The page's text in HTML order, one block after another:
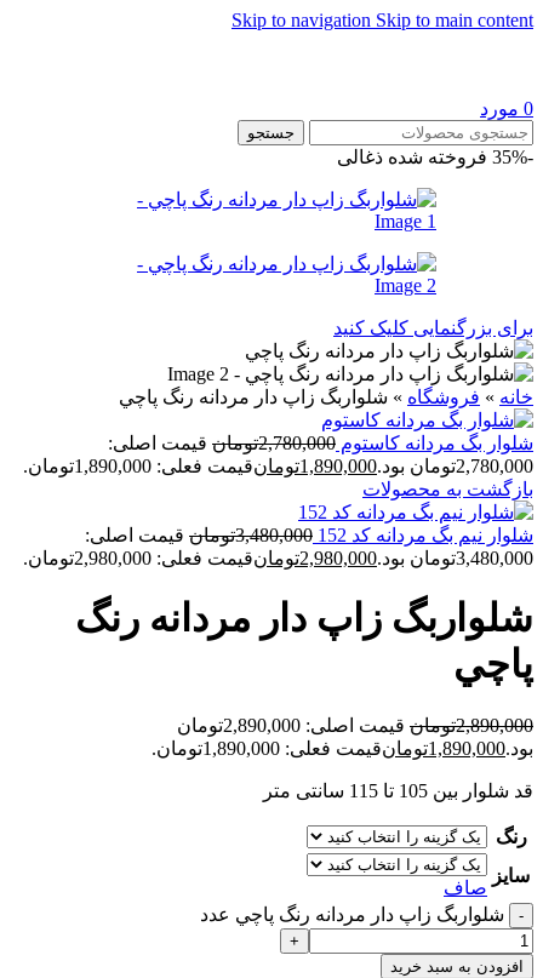
Skip to navigation Skip to main content
0 مورد
جستجو
-35% فروخته شده ذغالی
برای بزرگنمایی کلیک کنید
خانه » فروشگاه » شلواربگ زاپ دار مردانه رنگ پاچي
شلوار بگ مردانه کاستوم 2,780,000تومان قیمت اصلی:
2,780,000تومان بود.
1,890,000تومانقیمت فعلی: 1,890,000تومان.
بازگشت به محصولات
شلوار نيم بگ مردانه کد 152 3,480,000تومان قیمت اصلی:
3,480,000تومان بود.
2,980,000تومانقیمت فعلی: 2,980,000تومان.
شلواربگ زاپ دار مردانه رنگ
پاچي
2,890,000تومان
قیمت اصلی: 2,890,000تومان
بود.1,890,000تومانقیمت فعلی: 1,890,000تومان.
قد شلوار بین 105 تا 115 سانتی متر
رنگ
سایز
صاف
شلواربگ زاپ دار مردانه رنگ پاچي عدد
افزودن به سبد خرید